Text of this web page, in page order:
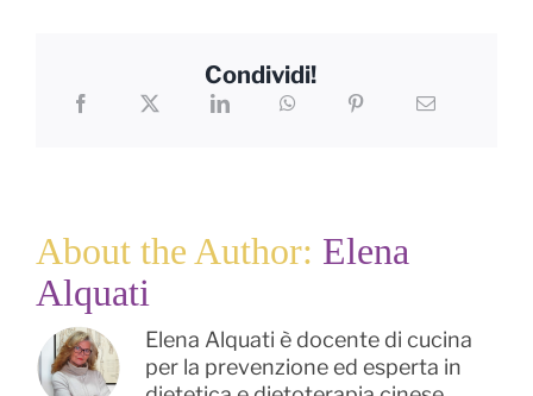
Condividi!
About the Author: Elena
Alquati
Elena Alquati è docente di cucina
per la prevenzione ed esperta in